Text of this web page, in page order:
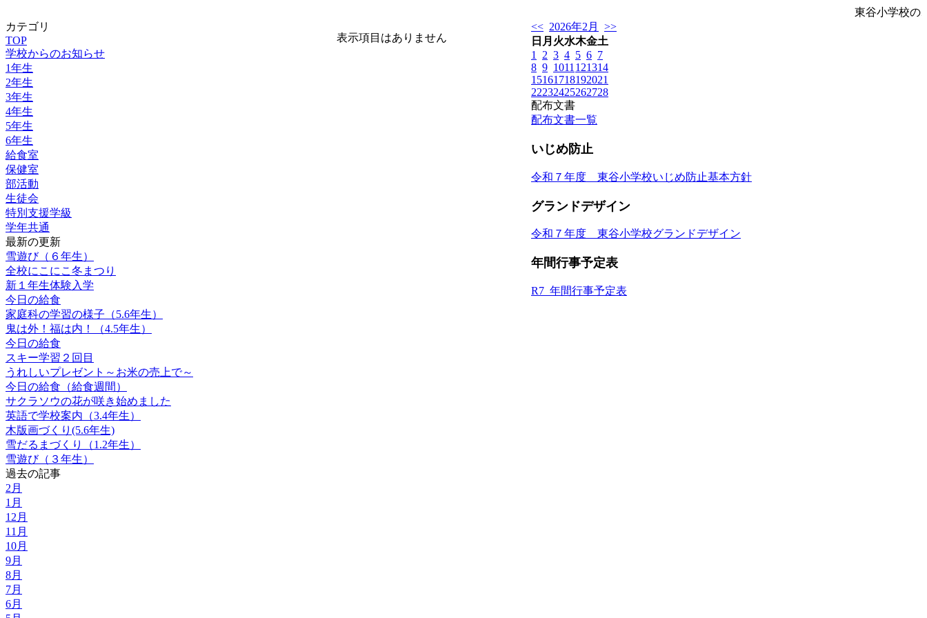
東谷小学校の
カテゴリ
TOP
学校からのお知らせ
1年生
2年生
3年生
4年生
5年生
6年生
給食室
保健室
部活動
生徒会
特別支援学級
学年共通
最新の更新
雪遊び（６年生）
全校にこにこ冬まつり
新１年生体験入学
今日の給食
家庭科の学習の様子（5.6年生）
鬼は外！福は内！（4.5年生）
今日の給食
スキー学習２回目
うれしいプレゼント～お米の売上で～
今日の給食（給食週間）
サクラソウの花が咲き始めました
英語で学校案内（3.4年生）
木版画づくり(5.6年生)
雪だるまづくり（1.2年生）
雪遊び（３年生）
過去の記事
2月
1月
12月
11月
10月
9月
8月
7月
6月
表示項目はありません
<< 2026年2月
>>
日 月 火水木金土
1
2 3 4 5 6 7
8 9 1011 121314
15161718192021
22232425262728
配布文書
配布文書一覧
いじめ防止
令和７年度 東谷小学校いじめ防止基本方針
グランドデザイン
令和７年度 東谷小学校グランドデザイン
年間行事予定表
R7_年間行事予定表